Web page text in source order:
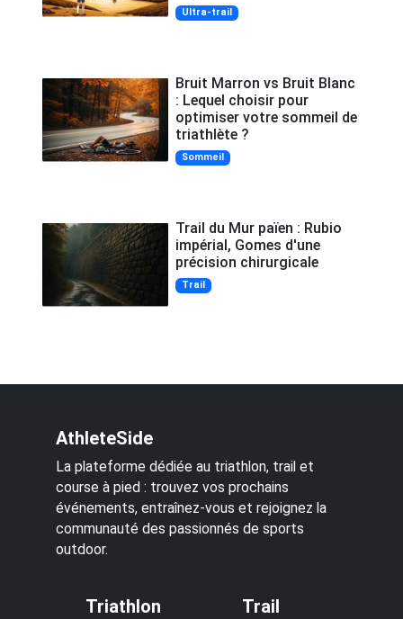
Ultra-trail
Bruit Marron vs Bruit Blanc
: Lequel choisir pour
optimiser votre sommeil de
triathlète ?
Sommeil
Trail du Mur païen : Rubio
impérial, Gomes d'une
précision chirurgicale
Trail
AthleteSide
La plateforme dédiée au triathlon, trail et
course à pied : trouvez vos prochains
événements, entraînez-vous et rejoignez la
communauté des passionnés de sports
outdoor.
Triathlon Trail